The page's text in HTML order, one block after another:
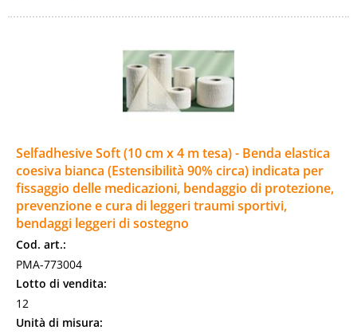
Selfadhesive Soft (10 cm x 4 m tesa) - Benda elastica
coesiva bianca (Estensibilità 90% circa) indicata per
fissaggio delle medicazioni, bendaggio di protezione,
prevenzione e cura di leggeri traumi sportivi,
bendaggi leggeri di sostegno
Cod. art.:
PMA-773004
Lotto di vendita:
12
Unità di misura: